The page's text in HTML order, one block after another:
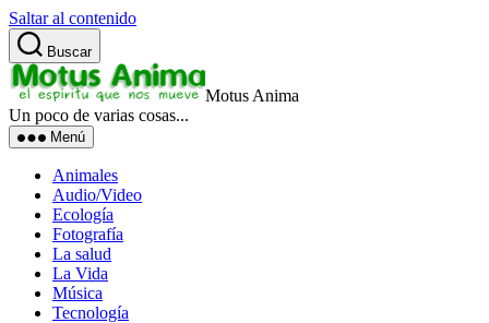
Saltar al contenido
Buscar
Motus Anima
Un poco de varias cosas...
Menú
Animales
Audio/Video
Ecología
Fotografía
La salud
La Vida
Música
Tecnología